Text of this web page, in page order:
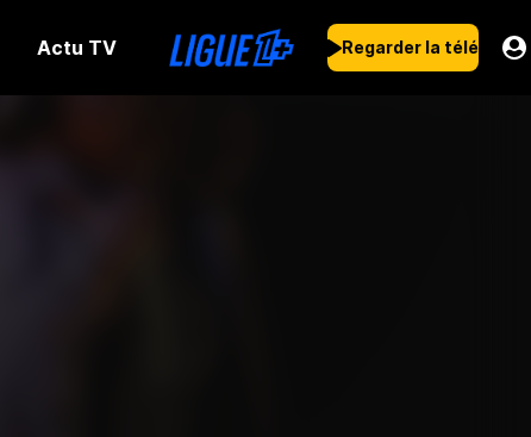
Actu TV Regarder la télé